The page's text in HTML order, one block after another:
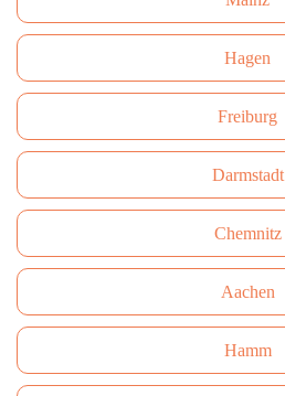
Hagen
Freiburg
Darmstadt
Сhemnitz
Aachen
Hamm